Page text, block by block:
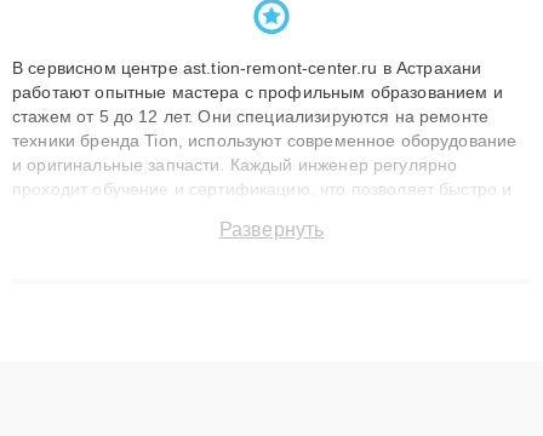
В сервисном центре ast.tion-remont-center.ru в Астрахани
работают опытные мастера с профильным образованием и
стажем от 5 до 12 лет. Они специализируются на ремонте
техники бренда Tion, используют современное оборудование
и оригинальные запчасти. Каждый инженер регулярно
проходит обучение и сертификацию, что позволяет быстро и
сохранением гарантии до 3 лет. Наши мастера решают
Развернуть